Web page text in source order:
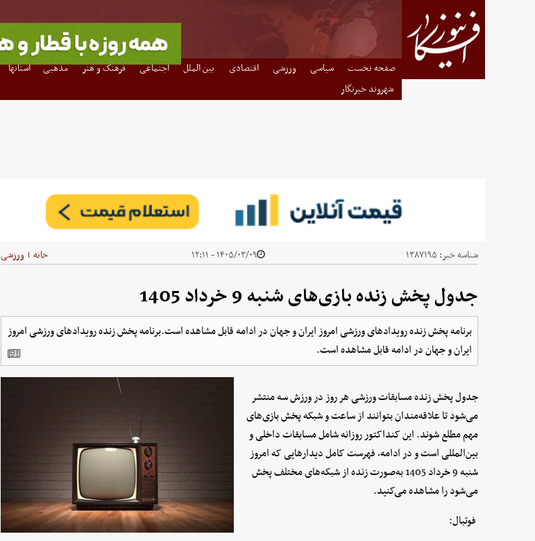
صفحه نخست سیاسی ورزشی اقتصادی بین الملل اجتماعی فرهنگ و هنر مذهبی استانها
شهروند خبرنگار
شناسه خبر: ۱۳۸۷۱۹۵ ۱۴۰۵/۰۳/۰۹ - ۱۲:۱۱ خانه | ورزشی
جدول پخش زنده بازی‌های شنبه 9 خرداد 1405
برنامه پخش زنده رویدادهای ورزشی امروز ایران و جهان در ادامه قابل مشاهده است.برنامه پخش زنده رویدادهای ورزشی امروز
ایران و جهان در ادامه قابل مشاهده است.
جدول پخش زنده مسابقات ورزشی هر روز در ورزش سه منتشر
می‌شود تا علاقه‌مندان بتوانند از ساعت و شبکه پخش بازی‌های
مهم مطلع شوند. این کنداکتور روزانه شامل مسابقات داخلی و
بین‌المللی است و در ادامه، فهرست کامل دیدارهایی که امروز
شنبه 9 خرداد 1405 به‌صورت زنده از شبکه‌های مختلف پخش
می‌شود را مشاهده می‌کنید.
فوتبال: